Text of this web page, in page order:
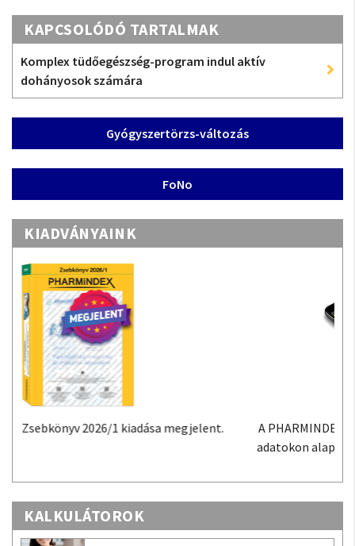
KAPCSOLÓDÓ TARTALMAK
Komplex tüdőegészség-program indul aktív
dohányosok számára
Gyógyszertörzs-változás
FoNo
KIADVÁNYAINK
A PHARMINDEX Mobil alkalmazás a PHARMINDEX
adatokon alapuló gyógyszer-információs tudástár
KALKULÁTOROK